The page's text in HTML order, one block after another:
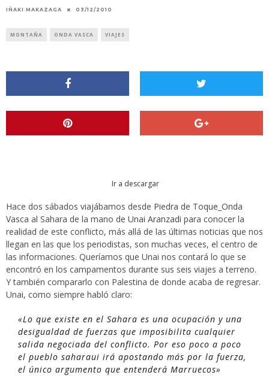
IÑAKI MAKAZAGA 03/12/2010
MONTAÑA ONDA VASCA VIAJES
Ir a descargar
Hace dos sábados viajábamos desde Piedra de Toque_Onda
Vasca al Sahara de la mano de Unai Aranzadi para conocer la
realidad de este conflicto, más allá de las últimas noticias que nos
llegan en las que los periodistas, son muchas veces, el centro de
las informaciones. Queríamos que Unai nos contará lo que se
encontró en los campamentos durante sus seis viajes a terreno.
Y también compararlo con Palestina de donde acaba de regresar.
Unai, como siempre habló claro:
«Lo que existe en el Sahara es una ocupación y una
desigualdad de fuerzas que imposibilita cualquier
salida negociada del conflicto. Por eso poco a poco
el pueblo saharaui irá apostando más por la fuerza,
el único argumento que entenderá Marruecos»